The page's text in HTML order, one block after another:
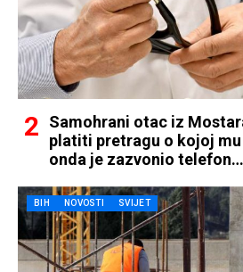
Samohrani otac iz
platiti pretragu o kojoj
onda je zazvonio telefon…
BIH NOVOSTI SVIJET